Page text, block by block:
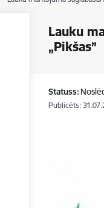
Lauku
„Pikšas”
Statuss:
Publicēts: